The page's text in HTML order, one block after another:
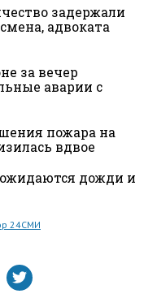
задержали
адвоката
за вечер
аварии с
пожара на
вдвое
ожидаются дожди и
24СМИ